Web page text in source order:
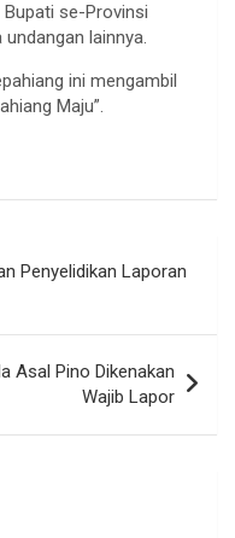
se-Provinsi
lainnya.
ini mengambil
Maju”.
Penyelidikan Laporan
Asal Pino Dikenakan
Wajib Lapor